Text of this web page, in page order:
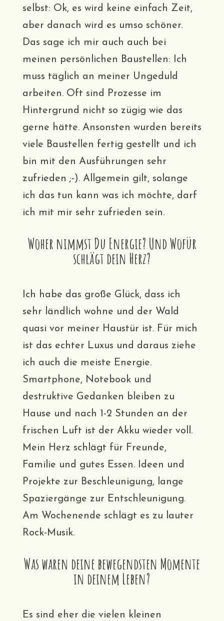
selbst: Ok, es wird keine einfach Zeit,
aber danach wird es umso schöner.
Das sage ich mir auch auch bei
meinen persönlichen Baustellen: Ich
muss täglich an meiner Ungeduld
arbeiten. Oft sind Prozesse im
Hintergrund nicht so zügig wie das
gerne hätte. Ansonsten wurden bereits
viele Baustellen fertig gestellt und ich
bin mit den Ausführungen sehr
zufrieden ;-). Allgemein gilt, solange
ich das tun kann was ich möchte, darf
ich mit mir sehr zufrieden sein.
Woher nimmst Du Energie? Und Wofür
schlägt dein Herz?
Ich habe das große Glück, dass ich
sehr ländlich wohne und der Wald
quasi vor meiner Haustür ist. Für mich
ist das echter Luxus und daraus ziehe
ich auch die meiste Energie.
Smartphone, Notebook und
destruktive Gedanken bleiben zu
Hause und nach 1-2 Stunden an der
frischen Luft ist der Akku wieder voll.
Mein Herz schlägt für Freunde,
Familie und gutes Essen. Ideen und
Projekte zur Beschleunigung, lange
Spaziergänge zur Entschleunigung.
Am Wochenende schlägt es zu lauter
Rock-Musik.
Was waren deine bewegendsten Momente
in deinem Leben?
Es sind eher die vielen kleinen